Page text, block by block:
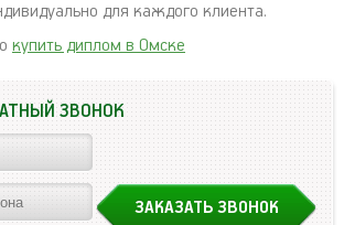
для каждого клиента.
купить диплом в Омске
ЗВОНОК